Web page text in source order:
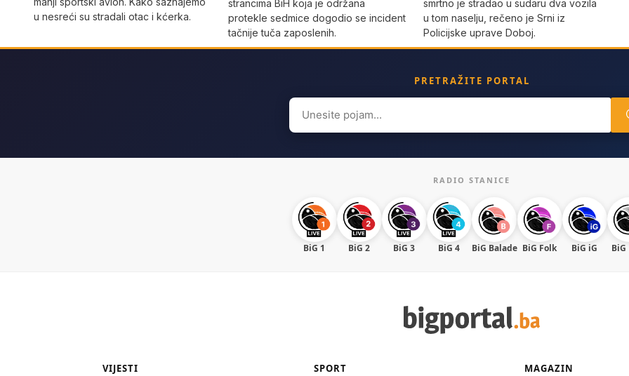
u nesreći su stradali otac i kćerka.
strancima BiH koja je održana
protekle sedmice dogodio se incident
tačnije tuča zaposlenih.
smrtno je stradao u sudaru dva vozila
u tom naselju, rečeno je Srni iz
Policijske uprave Doboj.
PRETRAŽITE PORTAL
Search
for:
RADIO STANICE
BiG 1 BiG 2 BiG 3 BiG 4 BiG Balade BiG Folk BiG iG BiG
VIJESTI SPORT MAGAZIN